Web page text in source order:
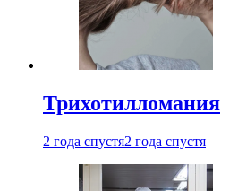
Трихотилломания
2 года спустя2 года спустя